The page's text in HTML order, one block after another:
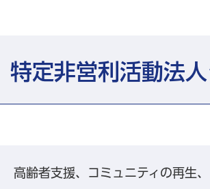
特定非営利活動法
高齢者支援、コミュニティの再生